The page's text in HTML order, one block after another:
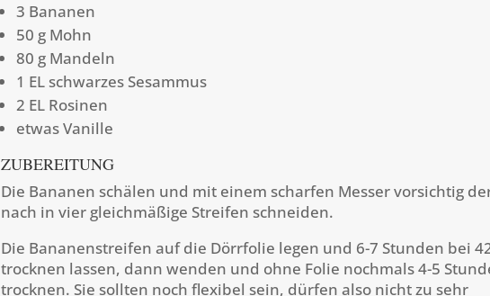
3 Bananen
50 g Mohn
80 g Mandeln
1 EL schwarzes Sesammus
2 EL Rosinen
etwas Vanille
ZUBEREITUNG
Die Bananen schälen und mit einem scharfen Messer vorsichtig
nach in vier gleichmäßige Streifen schneiden.
Die Bananenstreifen auf die Dörrfolie legen und 6-7 Stunden bei
trocknen lassen, dann wenden und ohne Folie nochmals 4-5
trocknen. Sie sollten noch flexibel sein, dürfen also nicht zu sehr